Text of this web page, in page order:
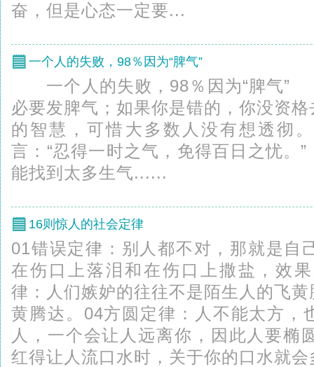
奋，但是心态一定要...
一个人的失败，98％因为“脾气”
一个人的失败，98％因为“脾气”
必要发脾气；如果你是错的，你没资
的智慧，可惜大多数人没有想透
言：“忍得一时之气，免得百日之忧
能找到太多生气......
16则惊人的社会定律
01错误定律：别人都不对，那就是自
在伤口上落泪和在伤口上撒盐，效
律：人们嫉妒的往往不是陌生人的飞
黄腾达。04方圆定律：人不能太方，
人，一个会让人远离你，因此人要椭
红得让人流口水时，关于你的口水就